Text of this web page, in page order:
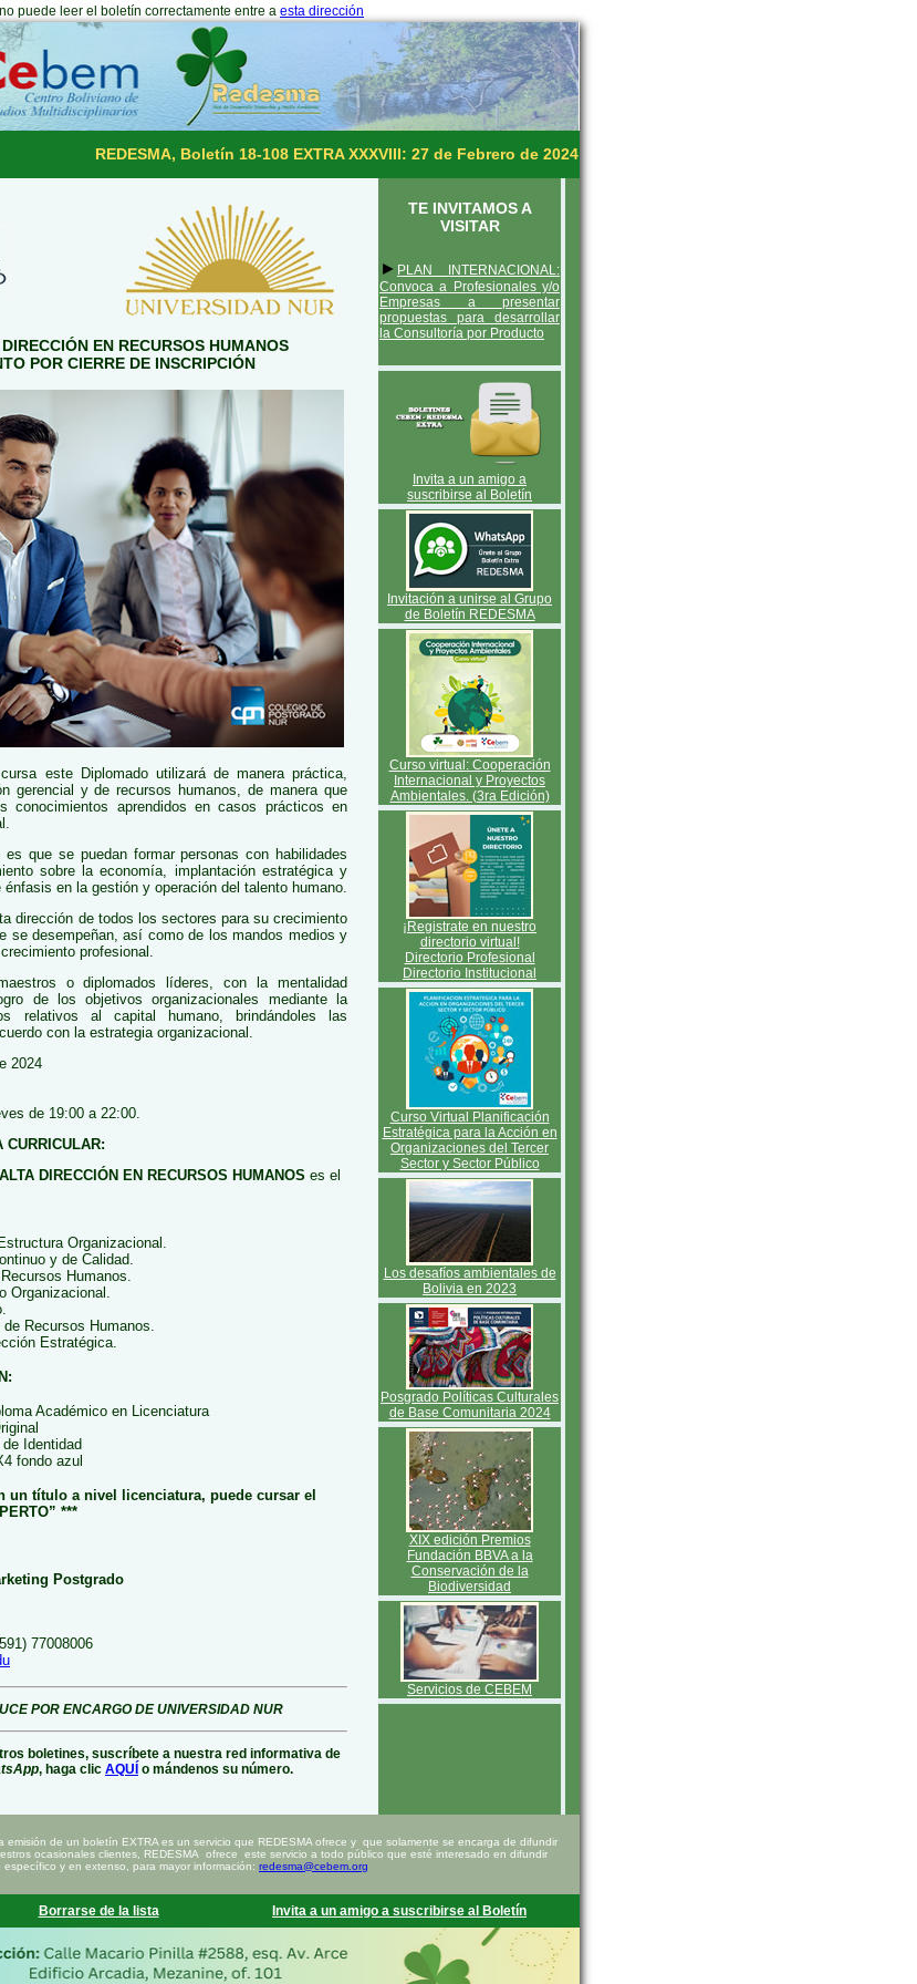
puede leer el boletín correctamente entre a esta dirección
REDESMA, Boletín 18-108 EXTRA XXXVIII: 27 de Febrero de 2024
EN RECURSOS HUMANOS
POR CIERRE DE INSCRIPCIÓN
este Diplomado utilizará de manera práctica,
gerencial y de recursos humanos, de manera que
conocimientos aprendidos en casos prácticos en
que se puedan formar personas con habilidades
sobre la economía, implantación estratégica y
en la gestión y operación del talento humano.
dirección de todos los sectores para su crecimiento
se desempeñan, así como de los mandos medios y
profesional.
o diplomados líderes, con la mentalidad
de los objetivos organizacionales mediante la
relativos al capital humano, brindándoles las
con la estrategia organizacional.
2024
de 19:00 a 22:00.
CURRICULAR:
ALTA DIRECCIÓN EN RECURSOS HUMANOS es el
Organizacional.
y de Calidad.
Humanos.
Organizacional.
Recursos Humanos.
Estratégica.
Académico en Licenciatura
Identidad
fondo azul
un título a nivel licenciatura, puede cursar el
***
Postgrado
77008006
POR ENCARGO DE UNIVERSIDAD NUR
boletines, suscríbete a nuestra red informativa de
, haga clic AQUÍ o mándenos su número.
TE INVITAMOS A
VISITAR
► PLAN INTERNACIONAL:
Convoca a Profesionales y/o
Empresas a presentar
propuestas para desarrollar
la Consultoría por Producto
Invita a un amigo a
suscribirse al Boletín
Invitación a unirse al Grupo
de Boletín REDESMA
Curso virtual: Cooperación
Internacional y Proyectos
Ambientales. (3ra Edición)
¡Registrate en nuestro
directorio virtual!
Directorio Profesional
Directorio Institucional
Curso Virtual Planificación
Estratégica para la Acción en
Organizaciones del Tercer
Sector y Sector Público
Los desafíos ambientales de
Bolivia en 2023
Posgrado Políticas Culturales
de Base Comunitaria 2024
XIX edición Premios
Fundación BBVA a la
Conservación de la
Biodiversidad
Servicios de CEBEM
emisión de un boletín EXTRA es un servicio que REDESMA ofrece y que solamente se encarga de difundir
ocasionales clientes, REDESMA ofrece este servicio a todo público que esté interesado en difundir
específico y en extenso, para mayor información: redesma@cebem.org
Borrarse de la lista Invita a un amigo a suscribirse al Boletín